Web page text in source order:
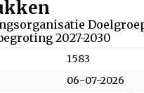
2027-2030
1583
06-07-2026